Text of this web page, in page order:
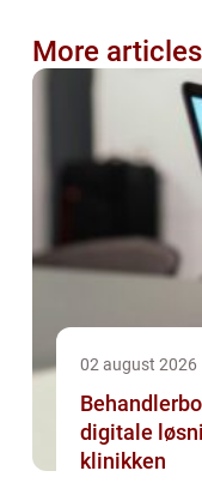
More articles
02 august 2026
digitale
klinikken